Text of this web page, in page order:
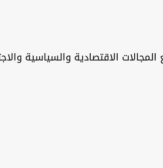
الاقتصادية والسياسية